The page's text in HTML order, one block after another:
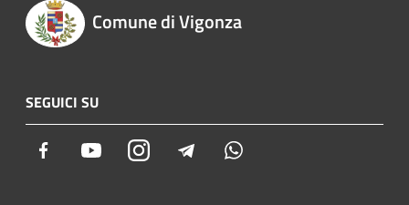
Comune di Vigonza
SEGUICI SU
Facebook YoutubeInstagram Telegram